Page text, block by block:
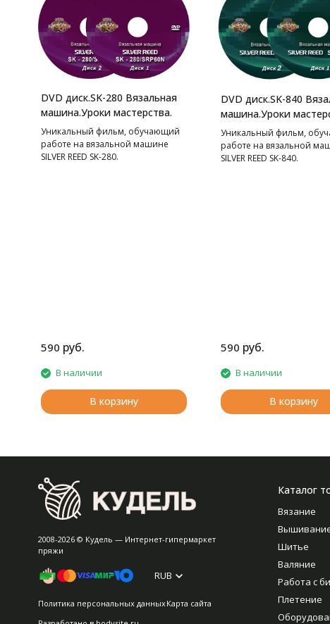
DVD диск.SK-280 Вязальная
машина.Уроки мастерства.
Уникальный фильм, обучающий
работе на вязальной машине
SILVER REED SK-280.
590 руб.
В наличии
В корзину
DVD диск.SK-840
машина.Уроки
Уникальный фильм,
работе на вязальной
SILVER REED SK-840.
590 руб.
В наличии
В корзину
2008-2026 © Кудель — Интернет-гипермаркет
пряжи
RUB
Политика персональных данныхКарта сайта
Каталог
Вязание
Шитье
Валяние
Работа с
Плетение